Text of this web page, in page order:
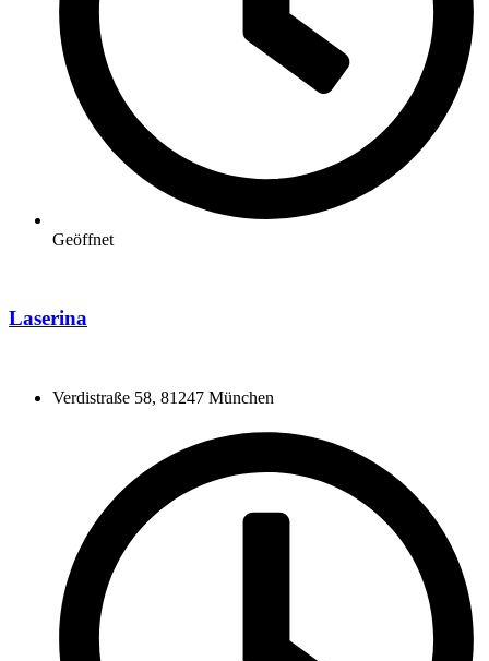
Geöffnet
Laserina
Verdistraße 58, 81247 München